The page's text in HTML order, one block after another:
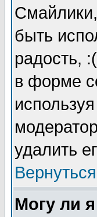
быть
радость,
в форме
удалить
Могу ли